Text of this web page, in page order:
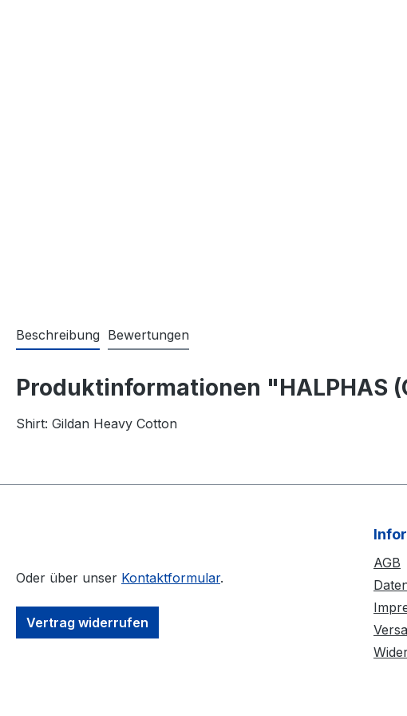
Beschreibung Bewertungen
Produktinformationen "HALPHAS
Shirt: Gildan Heavy Cotton
Oder über unser Kontaktformular.
Vertrag widerrufen
AGB